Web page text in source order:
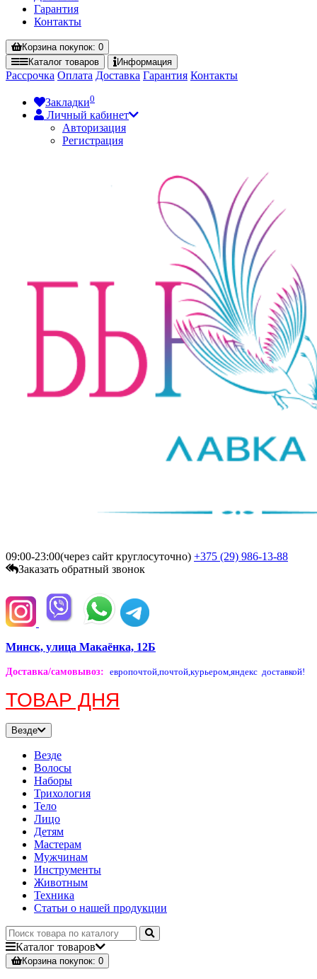
Гарантия
Контакты
Корзинапокупок: 0
Каталог товаров Информация
Рассрочка Оплата Доставка Гарантия Контакты
Закладки0
Личный кабинет
Авторизация
Регистрация
09:00-23:00(через сайт круглосуточно) +375 (29) 986-13-88
Заказать обратный звонок
Минск, улица Макаёнка, 12Б
Доставка/самовывоз: европочтой,почтой,курьером,яндекс доставкой!
ТОВАР ДНЯ
Везде
Везде
Волосы
Наборы
Трихология
Тело
Лицо
Детям
Мастерам
Мужчинам
Инструменты
Животным
Техника
Статьи о нашей продукции
Каталог товаров
Корзинапокупок: 0